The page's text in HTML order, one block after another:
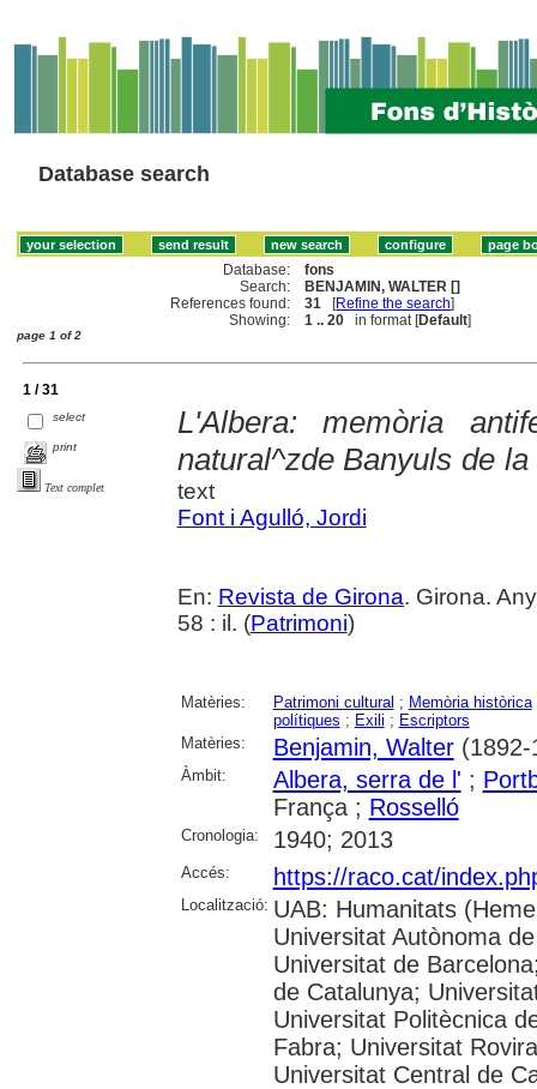
Database search
Database:
fons
Search:
BENJAMIN, WALTER []
References found:
31 [Refine the search]
Showing:
1 .. 20 in format [Default]
page 1 of 2
1 / 31
select
print
Text complet
L'Albera: memòria
natural^zde Banyuls de
text
Font i Agulló, Jordi
En: Revista de Girona. Girona.
58 : il. (Patrimoni)
Matèries: Patrimoni cultural ; Memòria històrica
polítiques ; Exili ; Escriptors
Matèries:
Benjamin, Walter(1892-
Àmbit: Albera, serra de l' ;
França ; Rosselló
Cronologia: 1940; 2013
Accés: https://raco.cat/
Localització: UAB: Humanitats
Universitat Autònoma
Universitat de
de Catalunya;
Universitat Politècnica
Fabra; Universitat
Universitat Central de